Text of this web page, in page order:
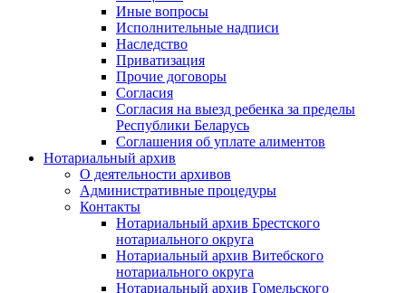
Иные вопросы
Исполнительные надписи
Наследство
Приватизация
Прочие договоры
Согласия
Согласия на выезд ребенка за пределы
Республики Беларусь
Соглашения об уплате алиментов
Нотариальный архив
О деятельности архивов
Административные процедуры
Контакты
Нотариальный архив Брестского
нотариального округа
Нотариальный архив Витебского
нотариального округа
Нотариальный архив Гомельского